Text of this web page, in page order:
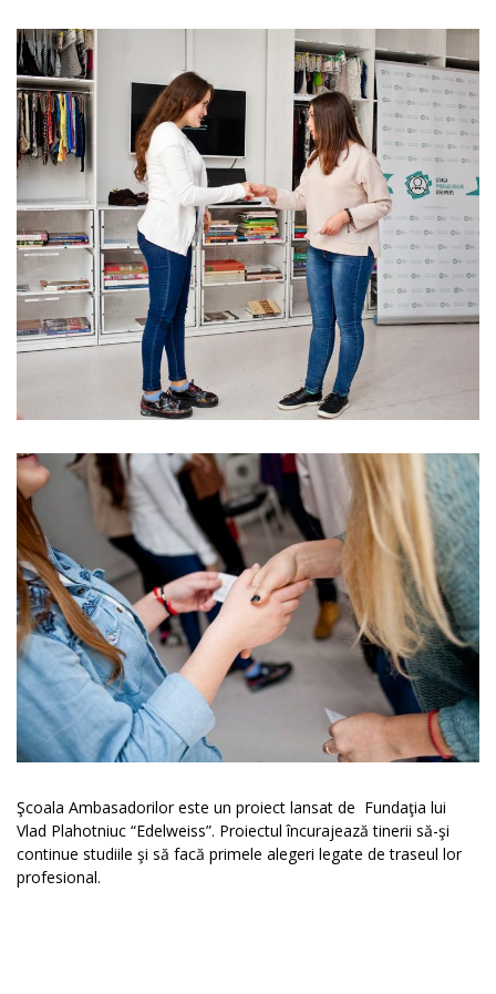
Şcoala Ambasadorilor este un proiect lansat de Fundaţia lui
Vlad Plahotniuc “Edelweiss”. Proiectul încurajează tinerii să-şi
continue studiile şi să facă primele alegeri legate de traseul lor
profesional.